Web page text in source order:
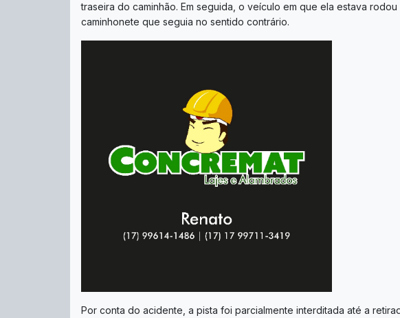
traseira do caminhão. Em seguida, o veículo em que ela estava
caminhonete que seguia no sentido contrário.
Por conta do acidente, a pista foi parcialmente interditada até a